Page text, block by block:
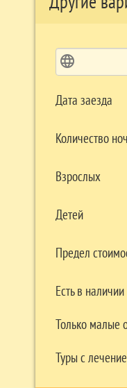
language
Дата заезда
Количество
Взрослых
Детей
Предел
Есть в наличии
Только малые
Туры с